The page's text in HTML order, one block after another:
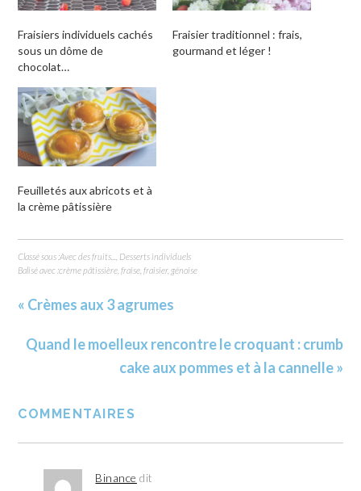
Fraisiers individuels cachés
sous un dôme de
chocolat…
Fraisier traditionnel : frais,
gourmand et léger !
Feuilletés aux abricots et à
la crème pâtissière
Classé sous :Avec des fruits...
Desserts individuels
Balisé avec :crème pâtissière ,fraise ,fraisier,génoise
« Crèmes aux 3 agrumes
Quand le moelleux rencontre le croquant : crumb
cake aux pommes et à la cannelle »
COMMENTAIRES
Binance dit